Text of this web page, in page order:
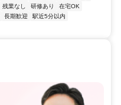
残業なし 研修あり
在宅OK
長期歓迎
駅近5分以内